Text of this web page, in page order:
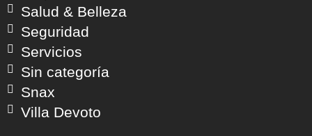
Salud & Belleza
Seguridad
Servicios
Sin categoría
Snax
Villa Devoto